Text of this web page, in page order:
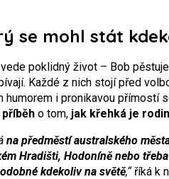
se mohl stát
poklidný život – Bob
Každé z nich stojí před
humorem i pronikavou přímostí
o tom, jak křehká je
na předměstí australského
Hradišti, Hodoníně nebo
kdekoliv na světě,“říká k